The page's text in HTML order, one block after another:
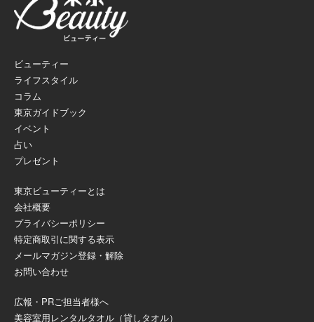
ビューティー
ライフスタイル
コラム
東京ガイドブック
イベント
占い
プレゼント
東京ビューティーとは
会社概要
プライバシーポリシー
特定商取引に関する表示
メールマガジン登録・解除
お問い合わせ
広報・PRご担当者様へ
美容室用レンタルタオル（貸しタオル）